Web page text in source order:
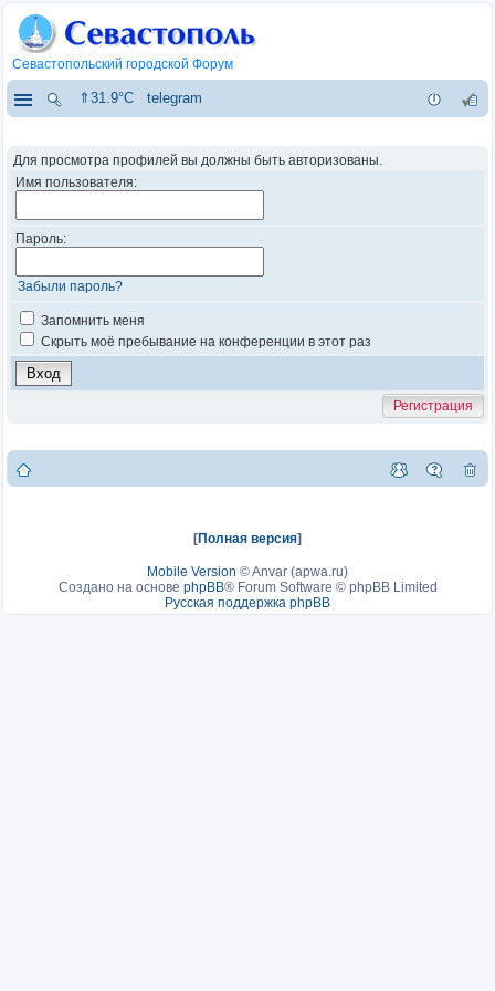
Севастопольский городской Форум
⇑31.9°C telegram
Для просмотра профилей вы должны быть авторизованы.
Имя пользователя:
Пароль:
Забыли пароль?
Запомнить меня
Скрыть моё пребывание на конференции в этот раз
Регистрация
[Полная версия]
Mobile Version ©Anvar (apwa.ru)
Создано на основе phpBB® Forum Software © phpBB Limited
Русская поддержка phpBB